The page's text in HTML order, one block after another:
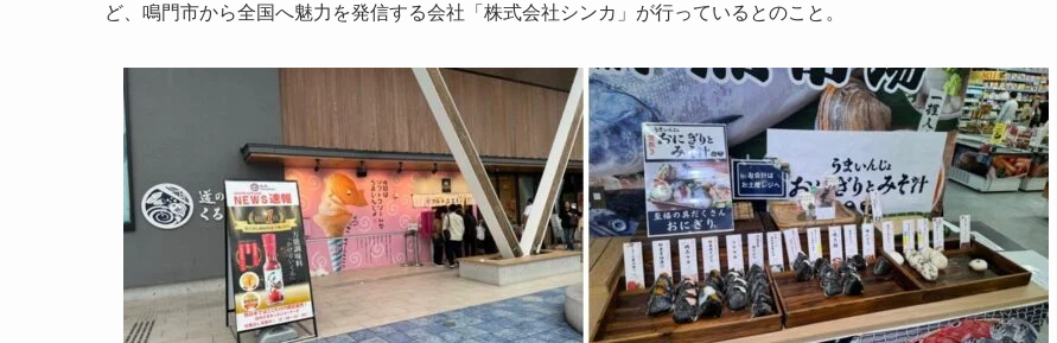
ど、鳴門市から全国へ魅力を発信する会社「株式会社シンカ」が行っているとのこと。